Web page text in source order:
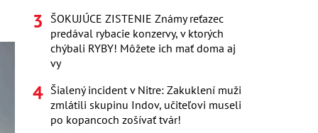
ŠOKUJÚCE ZISTENIE Známy reťazec
predával rybacie konzervy, v ktorých
chýbali RYBY! Môžete ich mať doma aj
vy
Šialený incident v Nitre: Zakuklení muži
zmlátili skupinu Indov, učiteľovi museli
po kopancoch zošívať tvár!